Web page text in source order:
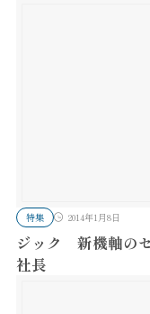
特集 2014年1月8日
ジック 新機軸の
社長